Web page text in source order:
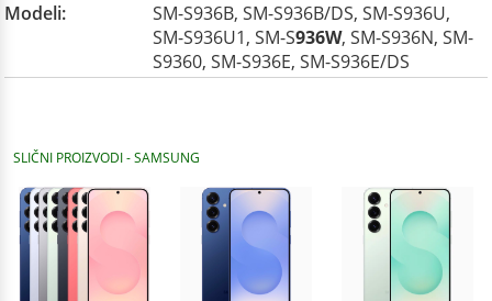
Modeli:
SM-S936B, SM-S936B/DS, SM-S936U,
SM-S936U1, SM-S936W, SM-S936N, SM-
S9360, SM-S936E, SM-S936E/DS
SLIČNI PROIZVODI - SAMSUNG